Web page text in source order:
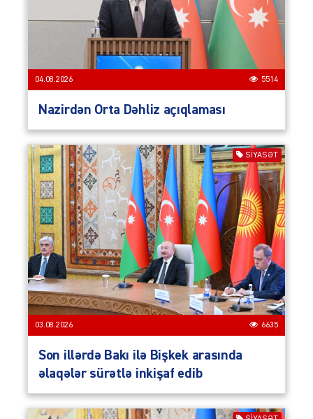
04.08.2026 5514
Nazirdən Orta Dəhliz açıqlaması
SIYASƏT
03.08.2026 6635
Son illərdə Bakı ilə Bişkek arasında
əlaqələr sürətlə inkişaf edib